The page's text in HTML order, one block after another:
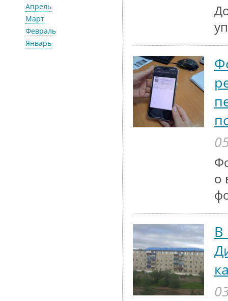
Апрель
Март
Февраль
Январь
о
В